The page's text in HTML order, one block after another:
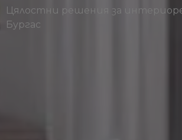
Цялостни решения за
Бургас